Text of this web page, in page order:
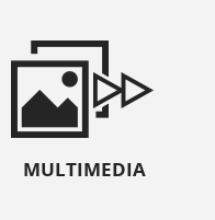
MULTIMEDIA